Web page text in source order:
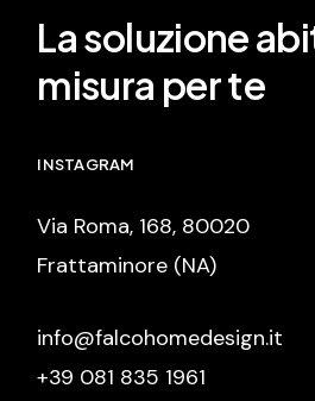
La soluzione
misura per te
INSTAGRAM
Via Roma, 168, 80020
Frattaminore (NA)
info@falcohomedesign.it
+39 081 835 1961